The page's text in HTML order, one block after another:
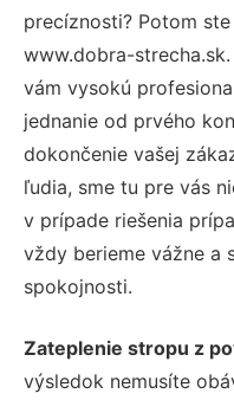
precíznosti? Potom
www.dobra-
vám vysokú
jednanie od prvého
dokončenie vašej
ľudia, sme tu pre vás
v prípade riešenia
vždy berieme vážne a
spokojnosti.
Zateplenie stropu z
výsledok nemusíte